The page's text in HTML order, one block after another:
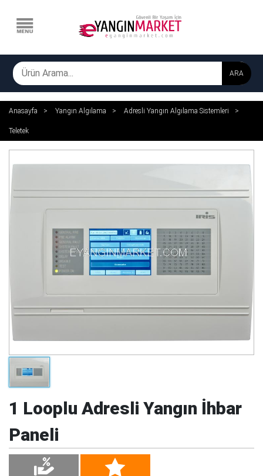
ARA
Anasayfa Yangın Algılama Adresli Yangın Algılama Sistemleri
Teletek
1 Looplu Adresli Yangın İhbar
Paneli